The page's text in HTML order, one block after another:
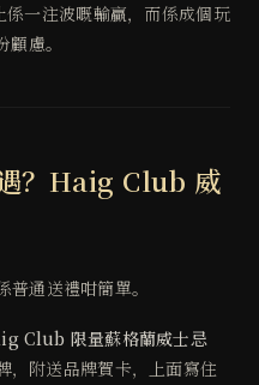
一注波嘅輸贏，而係成個玩
慮。
？Haig Club 威
通送禮咁簡單。
Club 限量蘇格蘭威士忌
附送品牌賀卡，上面寫住